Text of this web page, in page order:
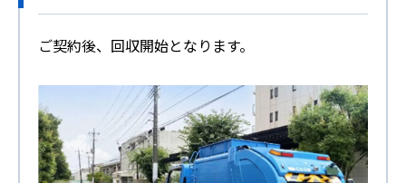
ご契約後、回収開始となります。